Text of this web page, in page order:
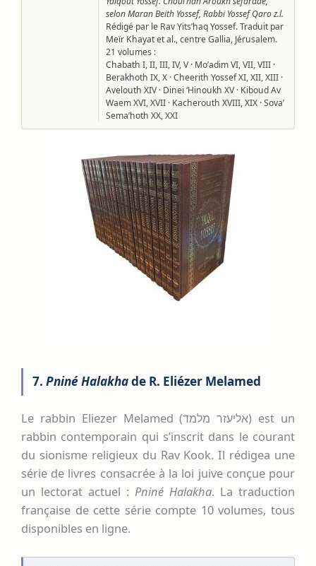
selon Maran Beith Yossef, Rabbi Yossef Qaro z.l.
Rédigé par le Rav Yits’haq Yossef. Traduit par
Meïr Khayat et al., centre Gallia, Jérusalem.
21 volumes :
Chabath I, II, III, IV, V · Mo’adim VI, VII, VIII ·
Berakhoth IX, X · Cheerith Yossef XI, XII, XIII ·
Avelouth XIV · Dinei ‘Hinoukh XV · Kiboud Av
Waem XVI, XVII · Kacherouth XVIII, XIX · Sova’
Sema’hoth XX, XXI
7.Pniné Halakhade R. Eliézer Melamed
Le rabbin Eliezer Melamed (אליעזר מלמד) est un
rabbin contemporain qui s’inscrit dans le courant
du sionisme religieux du Rav Kook. Il rédigea une
série de livres consacrée à la loi juive conçue pour
un lectorat actuel : Pniné Halakha. La traduction
française de cette série compte 10 volumes, tous
disponibles en ligne.